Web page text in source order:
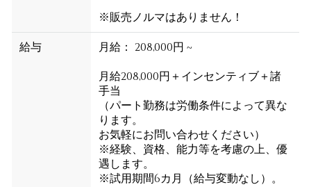
※販売ノルマはありません！
給与
月給： 208,000円 ~
月給208,000円＋インセンティブ＋諸
手当
（パート勤務は労働条件によって異な
ります。
お気軽にお問い合わせください）
※経験、資格、能力等を考慮の上、優
遇します。
※試用期間6カ月（給与変動なし）。